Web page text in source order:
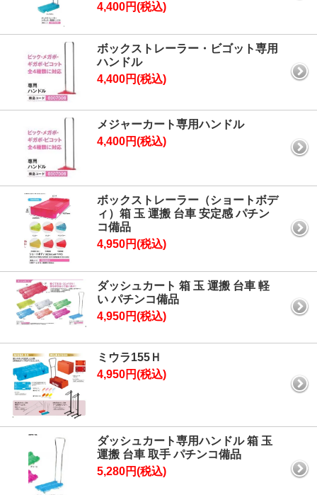
4,400円(税込)
ボックストレーラー・ビゴット専用
ハンドル
4,400円(税込)
メジャーカート専用ハンドル
4,400円(税込)
ボックストレーラー（ショートボデ
ィ）箱 玉 運搬 台車 安定感 パチン
コ備品
4,950円(税込)
ダッシュカート 箱 玉 運搬 台車 軽
い パチンコ備品
4,950円(税込)
ミウラ155Ｈ
4,950円(税込)
ダッシュカート専用ハンドル 箱 玉
運搬 台車 取手 パチンコ備品
5,280円(税込)